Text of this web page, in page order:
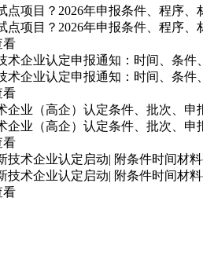
点项目？2026年申报条件、程序、
点项目？2026年申报条件、程序、
看
术企业认定申报通知：时间、条
术企业认定申报通知：时间、条
看
企业（高企）认定条件、批次、申
企业（高企）认定条件、批次、申
看
技术企业认定启动| 附条件时间材
技术企业认定启动| 附条件时间材
看